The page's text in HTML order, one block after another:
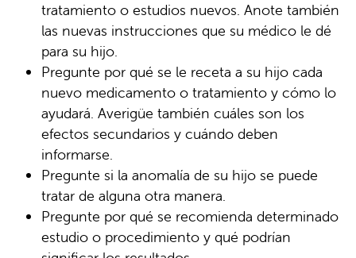
tratamiento o estudios nuevos. Anote también
las nuevas instrucciones que su médico le dé
para su hijo.
Pregunte por qué se le receta a su hijo cada
nuevo medicamento o tratamiento y cómo lo
ayudará. Averigüe también cuáles son los
efectos secundarios y cuándo deben
informarse.
Pregunte si la anomalía de su hijo se puede
tratar de alguna otra manera.
Pregunte por qué se recomienda determinado
estudio o procedimiento y qué podrían